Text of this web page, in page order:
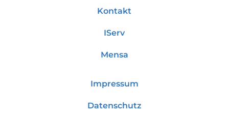
Kontakt
IServ
Mensa
Impressum
Datenschutz